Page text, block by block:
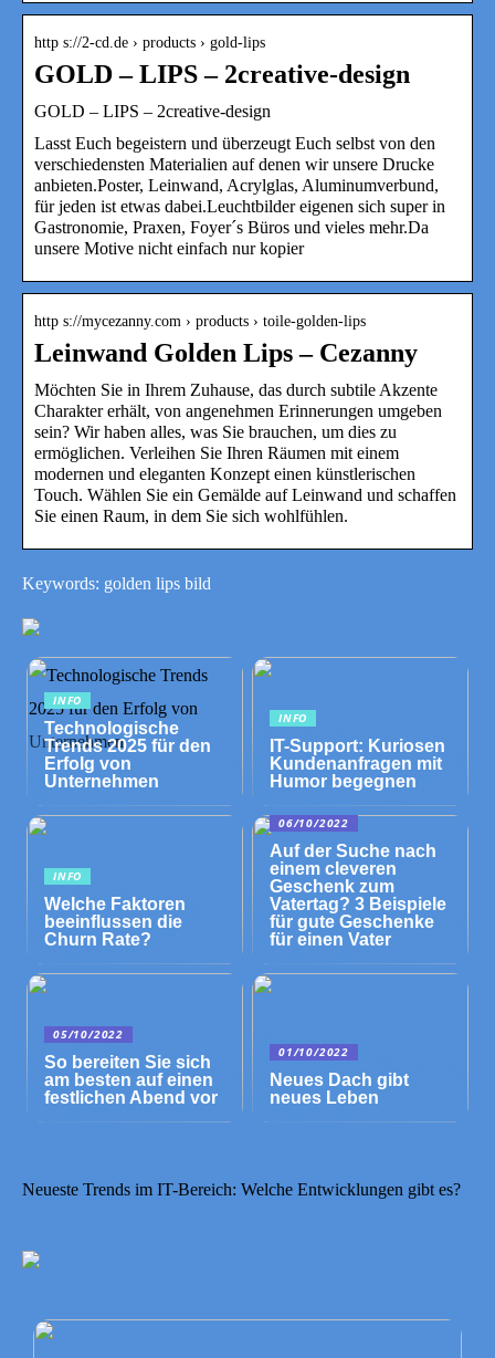
http s://2-cd.de › products › gold-lips
GOLD – LIPS – 2creative-design
GOLD – LIPS – 2creative-design
Lasst Euch begeistern und überzeugt Euch selbst von den
verschiedensten Materialien auf denen wir unsere Drucke
anbieten.Poster, Leinwand, Acrylglas, Aluminumverbund,
für jeden ist etwas dabei.Leuchtbilder eigenen sich super in
Gastronomie, Praxen, Foyer´s Büros und vieles mehr.Da
unsere Motive nicht einfach nur kopier
http s://mycezanny.com › products › toile-golden-lips
Leinwand Golden Lips – Cezanny
Möchten Sie in Ihrem Zuhause, das durch subtile Akzente
Charakter erhält, von angenehmen Erinnerungen umgeben
sein? Wir haben alles, was Sie brauchen, um dies zu
ermöglichen. Verleihen Sie Ihren Räumen mit einem
modernen und eleganten Konzept einen künstlerischen
Touch. Wählen Sie ein Gemälde auf Leinwand und schaffen
Sie einen Raum, in dem Sie sich wohlfühlen.
Keywords: golden lips bild
INFO
Technologische
Trends 2025 für den
Erfolg von
Unternehmen
INFO
IT-Support: Kuriosen
Kundenanfragen mit
Humor begegnen
INFO
Welche Faktoren
beeinflussen die
Churn Rate?
06/10/2022
Auf der Suche nach
einem cleveren
Geschenk zum
Vatertag? 3 Beispiele
für gute Geschenke
für einen Vater
05/10/2022
So bereiten Sie sich
am besten auf einen
festlichen Abend vor
01/10/2022
Neues Dach gibt
neues Leben
Neueste Trends im IT-Bereich: Welche Entwicklungen gibt es?